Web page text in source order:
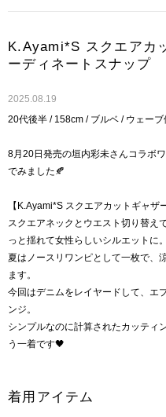
K.Ayami*S スクエアカ
ーディネートスナップ
2025.08.19
20代後半 / 158cm / ブルベ / ウェー
8月20日発売の垣内彩未さんコラボ
でみました🍂
【K.Ayami*S スクエアカットギャザ
スクエアネックとウエスト切り替え
っと揺れて女性らしいシルエットに。
夏はノースリワンピとして一枚で、
ます。
今回はデニムをレイヤードして、エ
ンジ。
シンプルなのに計算されたカッティ
う一着です🖤
着用アイテム